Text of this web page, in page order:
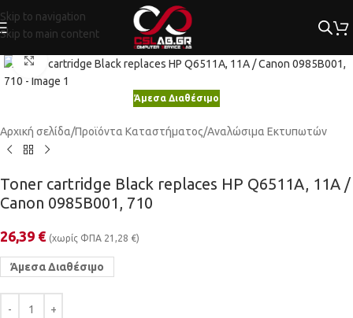
Skip to navigation
Skip to main content
Κλικ για μεγέθυνση
Άμεσα Διαθέσιμο
Αρχική σελίδα/Προϊόντα Καταστήματος/Αναλώσιμα Εκτυπωτών
Toner cartridge Black replaces HP Q6511A, 11A /
Canon 0985B001, 710
26,39 € (χωρίς ΦΠΑ 21,28 €)
Άμεσα Διαθέσιμο